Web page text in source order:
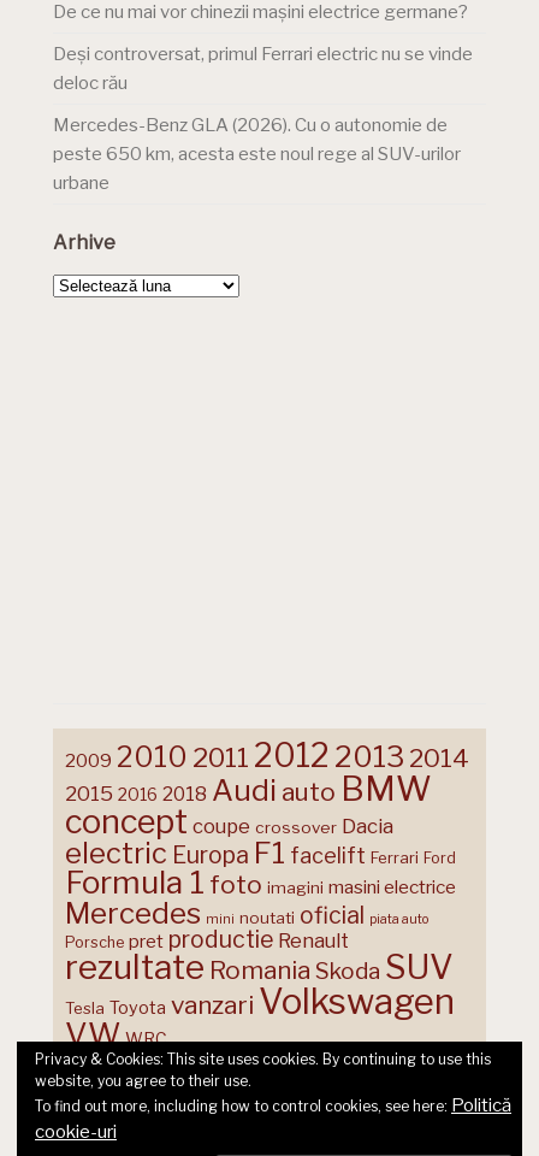
De ce nu mai vor chinezii mașini electrice germane?
Deși controversat, primul Ferrari electric nu se vinde
deloc rău
Mercedes-Benz GLA (2026). Cu o autonomie de
peste 650 km, acesta este noul rege al SUV-urilor
urbane
Arhive
Arhive
2009 2010 2011 2012 2013 2014
2015 2016 2018 Audi auto BMW
concept coupe crossover Dacia
electric Europa F1 facelift Ferrari Ford
Formula 1 foto imagini masini electrice
Mercedes mini noutati oficial piata auto
Porsche pret productie Renault
rezultate Romania Skoda SUV
Tesla Toyota vanzari Volkswagen
VW WRC
Privacy & Cookies: This site uses cookies. By continuing to use this
website, you agree to their use.
To find out more, including how to control cookies, see here: Politică
cookie-uri